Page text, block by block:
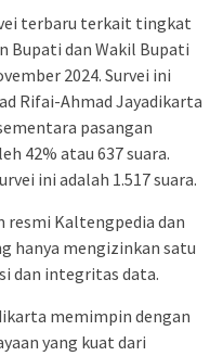
terbaru terkait tingkat
Bupati dan Wakil Bupati
2024. Survei ini
Rifai-Ahmad Jayadikarta
pasangan
42% atau 637 suara.
ini adalah 1.517 suara.
Kaltengpedia dan
hanya mengizinkan satu
dan integritas data.
memimpin dengan
yang kuat dari